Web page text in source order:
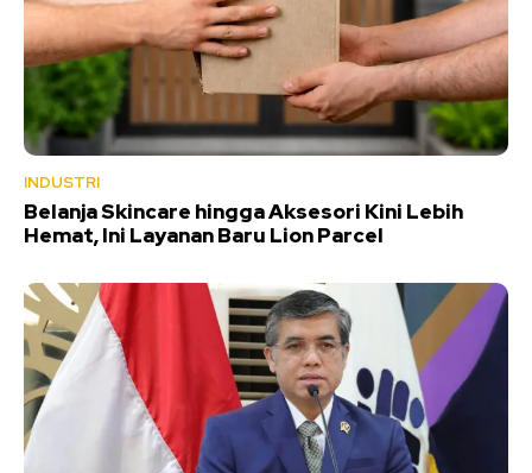
INDUSTRI
Belanja Skincare hingga Aksesori Kini Lebih
Hemat, Ini Layanan Baru Lion Parcel